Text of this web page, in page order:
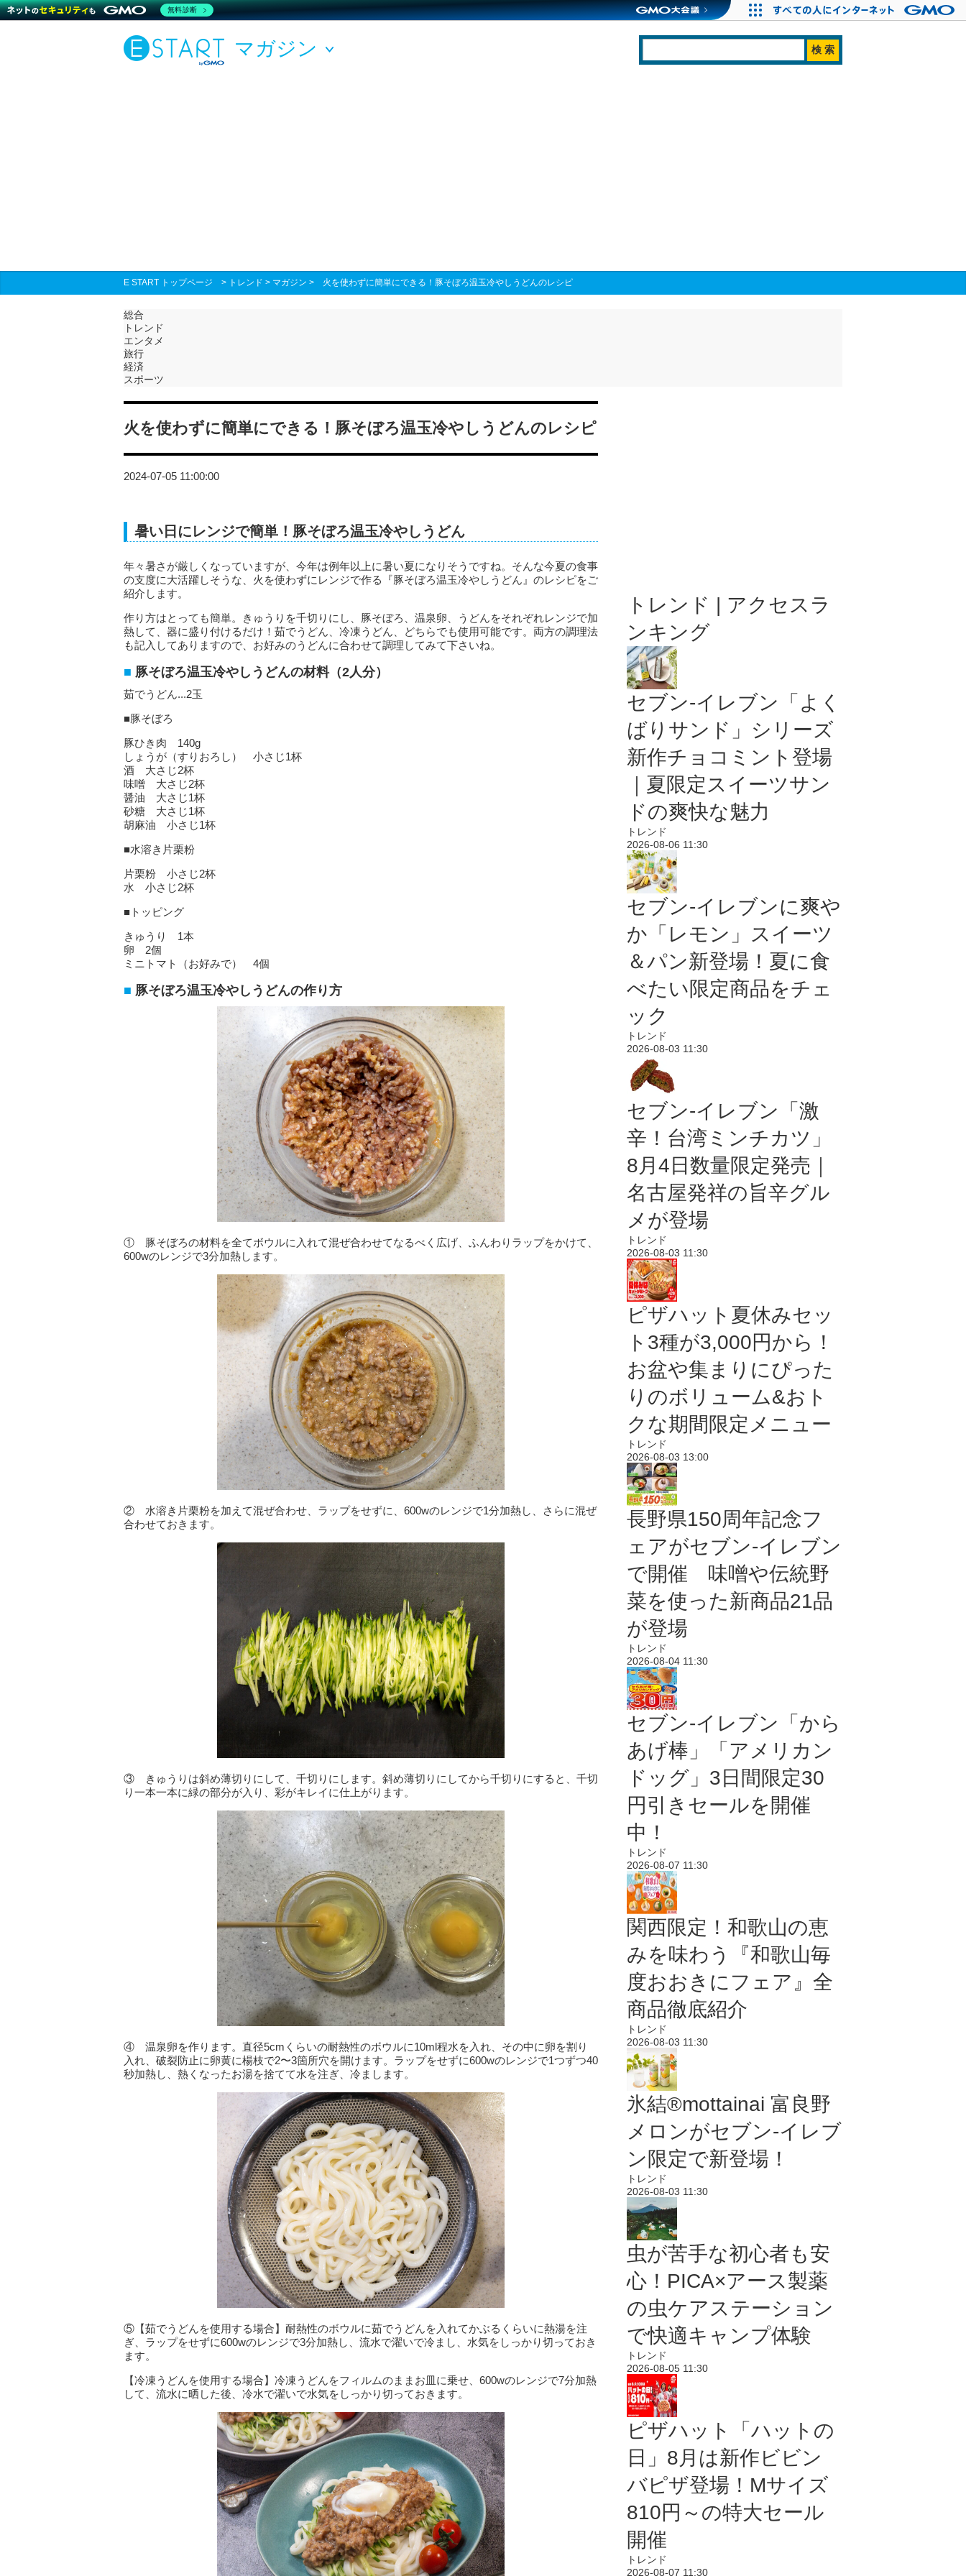
マガジン
E START トップページ > トレンド > マガジン > 火を使わずに簡単にできる！豚そぼろ温玉冷やしうどんのレシピ
総合
トレンド
エンタメ
旅行
経済
スポーツ
火を使わずに簡単にできる！豚そぼろ温玉冷やしうどんのレシピ
2024-07-05 11:00:00
暑い日にレンジで簡単！豚そぼろ温玉冷やしうどん
年々暑さが厳しくなっていますが、今年は例年以上に暑い夏になりそうですね。そんな今夏の食事
の支度に大活躍しそうな、火を使わずにレンジで作る『豚そぼろ温玉冷やしうどん』のレシピをご
紹介します。
作り方はとっても簡単。きゅうりを千切りにし、豚そぼろ、温泉卵、うどんをそれぞれレンジで加
熱して、器に盛り付けるだけ！茹でうどん、冷凍うどん、どちらでも使用可能です。両方の調理法
も記入してありますので、お好みのうどんに合わせて調理してみて下さいね。
豚そぼろ温玉冷やしうどんの材料（2人分）
茹でうどん...2玉
■豚そぼろ
豚ひき肉 140g
しょうが（すりおろし） 小さじ1杯
酒 大さじ2杯
味噌 大さじ2杯
醤油 大さじ1杯
砂糖 大さじ1杯
胡麻油 小さじ1杯
■水溶き片栗粉
片栗粉 小さじ2杯
水 小さじ2杯
■トッピング
きゅうり 1本
卵 2個
ミニトマト（お好みで） 4個
豚そぼろ温玉冷やしうどんの作り方
① 豚そぼろの材料を全てボウルに入れて混ぜ合わせてなるべく広げ、ふんわりラップをかけて、
600wのレンジで3分加熱します。
② 水溶き片栗粉を加えて混ぜ合わせ、ラップをせずに、600wのレンジで1分加熱し、さらに混ぜ
合わせておきます。
③ きゅうりは斜め薄切りにして、千切りにします。斜め薄切りにしてから千切りにすると、千切
り一本一本に緑の部分が入り、彩がキレイに仕上がります。
④ 温泉卵を作ります。直径5cmくらいの耐熱性のボウルに10ml程水を入れ、その中に卵を割り
入れ、破裂防止に卵黄に楊枝で2〜3箇所穴を開けます。ラップをせずに600wのレンジで1つずつ40
秒加熱し、熱くなったお湯を捨てて水を注ぎ、冷まします。
⑤【茹でうどんを使用する場合】耐熱性のボウルに茹でうどんを入れてかぶるくらいに熱湯を注
ぎ、ラップをせずに600wのレンジで3分加熱し、流水で濯いで冷まし、水気をしっかり切っておき
ます。
【冷凍うどんを使用する場合】冷凍うどんをフィルムのままお皿に乗せ、600wのレンジで7分加熱
して、流水に晒した後、冷水で濯いで水気をしっかり切っておきます。
トレンド | アクセスラ
ンキング
セブン‐イレブン「よく
ばりサンド」シリーズ
新作チョコミント登場
｜夏限定スイーツサン
ドの爽快な魅力
トレンド
2026-08-06 11:30
セブン‐イレブンに爽や
か「レモン」スイーツ
＆パン新登場！夏に食
べたい限定商品をチェ
ック
トレンド
2026-08-03 11:30
セブン-イレブン「激
辛！台湾ミンチカツ」
8月4日数量限定発売｜
名古屋発祥の旨辛グル
メが登場
トレンド
2026-08-03 11:30
ピザハット夏休みセッ
ト3種が3,000円から！
お盆や集まりにぴった
りのボリューム&おト
クな期間限定メニュー
トレンド
2026-08-03 13:00
長野県150周年記念フ
ェアがセブン-イレブン
で開催 味噌や伝統野
菜を使った新商品21品
が登場
トレンド
2026-08-04 11:30
セブン‐イレブン「から
あげ棒」「アメリカン
ドッグ」3日間限定30
円引きセールを開催
中！
トレンド
2026-08-07 11:30
関西限定！和歌山の恵
みを味わう『和歌山毎
度おおきにフェア』全
商品徹底紹介
トレンド
2026-08-03 11:30
氷結®mottainai 富良野
メロンがセブン‐イレブ
ン限定で新登場！
トレンド
2026-08-03 11:30
虫が苦手な初心者も安
心！PICA×アース製薬
の虫ケアステーション
で快適キャンプ体験
トレンド
2026-08-05 11:30
ピザハット「ハットの
日」8月は新作ビビン
バピザ登場！Mサイズ
810円～の特大セール
開催
トレンド
2026-08-07 11:30
無料診断